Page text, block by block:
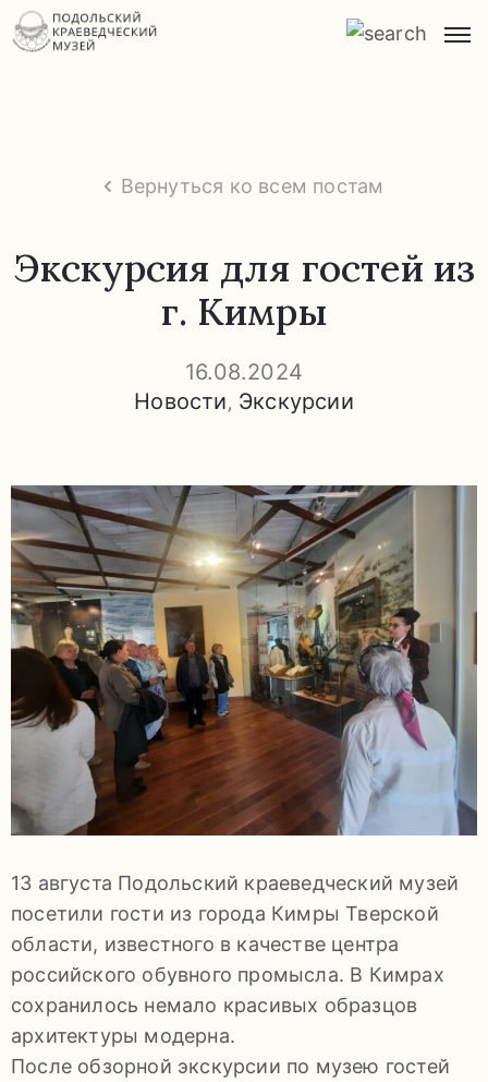
экскурсии
задаваемые
вопросы
Документы
Контакты
(4967)
55-
92-
34
pdls_mukpmuzey@mosreg.ru
Вернуться ко всем постам
Экскурсия для гостей из
г. Кимры
16.08.2024
Новости‚ Экскурсии
13 августа Подольский краеведческий музей
посетили гости из города Кимры Тверской
области, известного в качестве центра
российского обувного промысла. В Кимрах
сохранилось немало красивых образцов
архитектуры модерна.
После обзорной экскурсии по музею гостей